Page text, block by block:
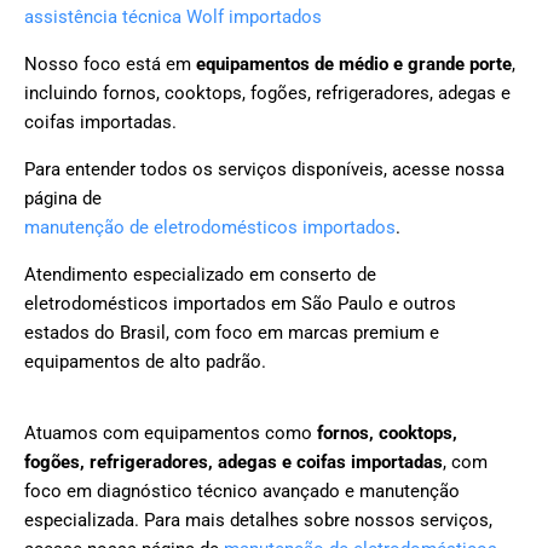
assistência técnica Wolf importados
Nosso foco está em equipamentos de médio e grande porte,
incluindo fornos, cooktops, fogões, refrigeradores, adegas e
coifas importadas.
Para entender todos os serviços disponíveis, acesse nossa
página de
manutenção de eletrodomésticos importados.
Atendimento especializado em conserto de
eletrodomésticos importados em São Paulo e outros
estados do Brasil, com foco em marcas premium e
equipamentos de alto padrão.
Atuamos com equipamentos como fornos, cooktops,
fogões, refrigeradores, adegas e coifas importadas, com
foco em diagnóstico técnico avançado e manutenção
especializada. Para mais detalhes sobre nossos serviços,